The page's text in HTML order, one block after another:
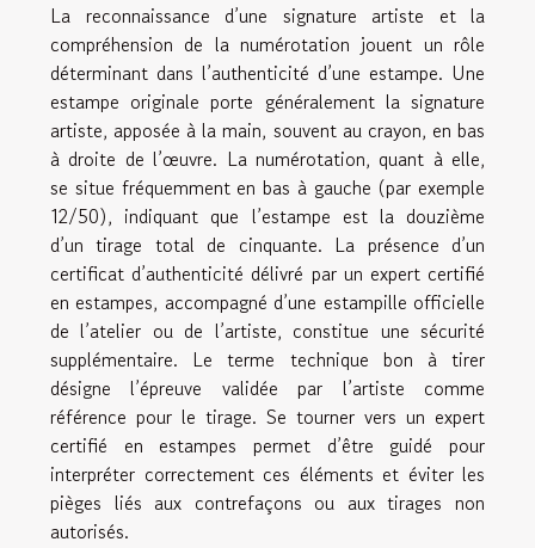
La reconnaissance d’une signature artiste et la
compréhension de la numérotation jouent un rôle
déterminant dans l’authenticité d’une estampe. Une
estampe originale porte généralement la signature
artiste, apposée à la main, souvent au crayon, en bas
à droite de l’œuvre. La numérotation, quant à elle,
se situe fréquemment en bas à gauche (par exemple
12/50), indiquant que l’estampe est la douzième
d’un tirage total de cinquante. La présence d’un
certificat d’authenticité délivré par un expert certifié
en estampes, accompagné d’une estampille officielle
de l’atelier ou de l’artiste, constitue une sécurité
supplémentaire. Le terme technique bon à tirer
désigne l’épreuve validée par l’artiste comme
référence pour le tirage. Se tourner vers un expert
certifié en estampes permet d’être guidé pour
interpréter correctement ces éléments et éviter les
pièges liés aux contrefaçons ou aux tirages non
autorisés.